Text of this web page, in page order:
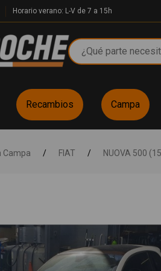
Horario verano: L-V de 7 a 15h
Recambios Campa
Campa / FIAT / NUOVA 500